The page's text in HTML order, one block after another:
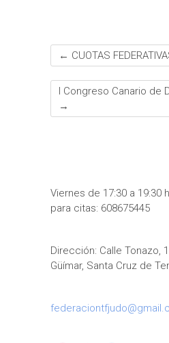
← CUOTAS
I Congreso Canario de
→
Viernes de 17:30 a 19:30
para citas: 608675445
Dirección: Calle Tonazo,
Güímar, Santa Cruz de